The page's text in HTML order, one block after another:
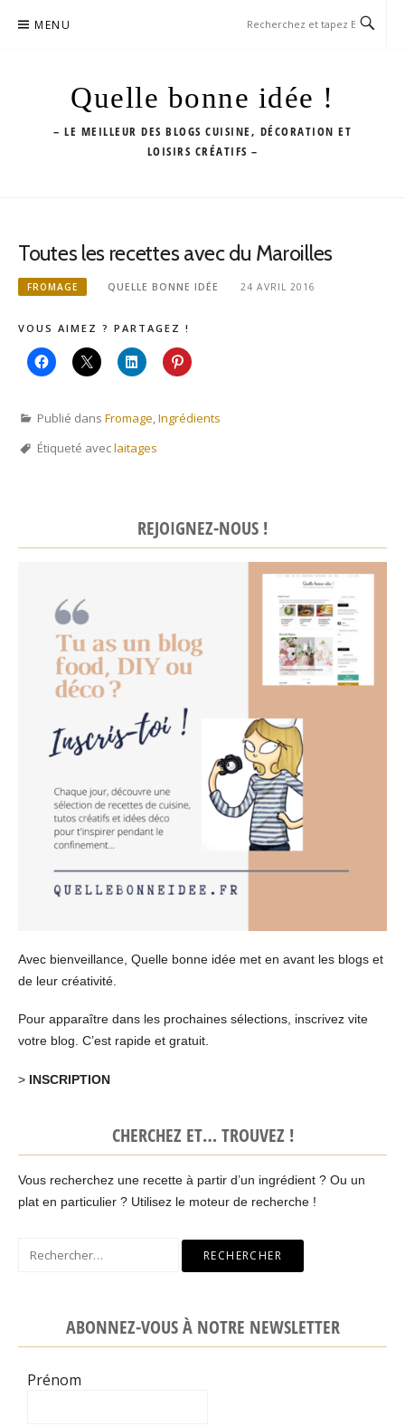
MENU
Quelle bonne idée !
– LE MEILLEUR DES BLOGS CUISINE, DÉCORATION ET
LOISIRS CRÉATIFS –
Toutes les recettes avec du Maroilles
FROMAGE QUELLE BONNE IDÉE 24 AVRIL 2016
VOUS AIMEZ ? PARTAGEZ !
Publié dans Fromage,Ingrédients
Étiqueté aveclaitages
REJOIGNEZ-NOUS !
Avec bienveillance, Quelle bonne idée met en avant les blogs et
de leur créativité.
Pour apparaître dans les prochaines sélections, inscrivez vite
votre blog. C’est rapide et gratuit.
> INSCRIPTION
CHERCHEZ ET… TROUVEZ !
Vous recherchez une recette à partir d’un ingrédient ? Ou un
plat en particulier ? Utilisez le moteur de recherche !
Rechercher :
ABONNEZ-VOUS À NOTRE NEWSLETTER
Prénom